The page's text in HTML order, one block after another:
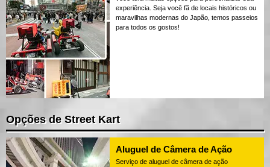
experiência. Seja você fã de locais históricos ou
maravilhas modernas do Japão, temos passeios
para todos os gostos!
Opções de Street Kart
Aluguel de Câmera de Ação
Serviço de aluguel de câmera de ação